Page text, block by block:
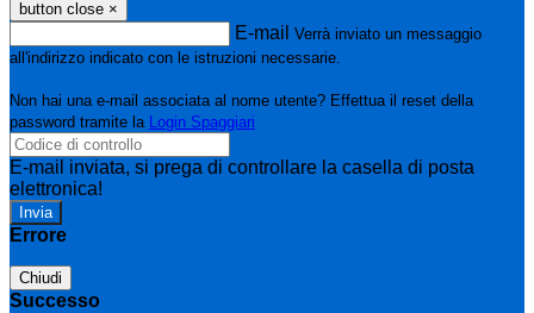
button close ×
E-mail Verrà inviato un messaggio
all'indirizzo indicato con le istruzioni necessarie.
Non hai una e-mail associata al nome utente? Effettua il reset della
password tramite la Login Spaggiari
E-mail inviata, si prega di controllare la casella di posta
elettronica!
Errore
Chiudi
Successo